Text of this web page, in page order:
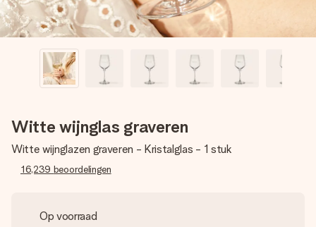
Witte wijnglas graveren
Witte wijnglazen graveren - Kristalglas - 1 stuk
16,239 beoordelingen
Op voorraad